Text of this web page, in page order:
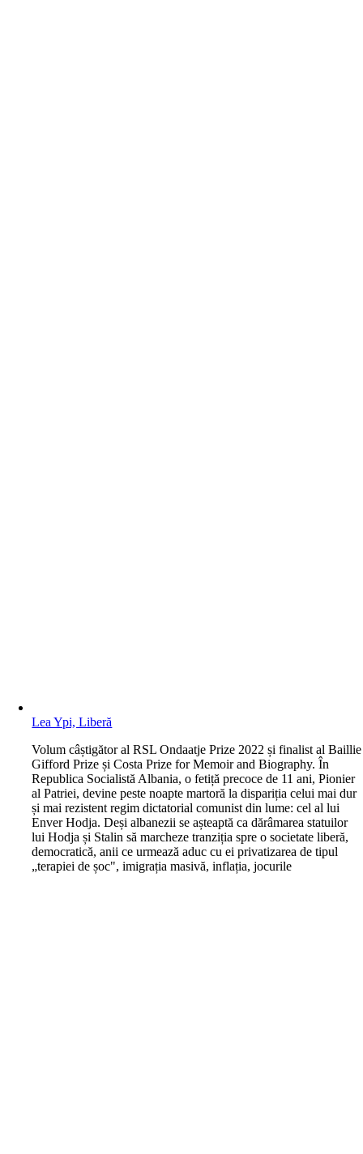
Lea Ypi, Liberă
Volum câștigător al RSL Ondaatje Prize 2022 și finalist al Baillie
Gifford Prize și Costa Prize for Memoir and Biography. În
Republica Socialistă Albania, o fetiță precoce de 11 ani, Pionier
al Patriei, devine peste noapte martoră la dispariția celui mai dur
și mai rezistent regim dictatorial comunist din lume: cel al lui
Enver Hodja. Deși albanezii se așteaptă ca dărâmarea statuilor
lui Hodja și Stalin să marcheze tranziția spre o societate liberă,
democratică, anii ce urmează aduc cu ei privatizarea de tipul
„terapiei de șoc", imigrația masivă, inflația, jocurile